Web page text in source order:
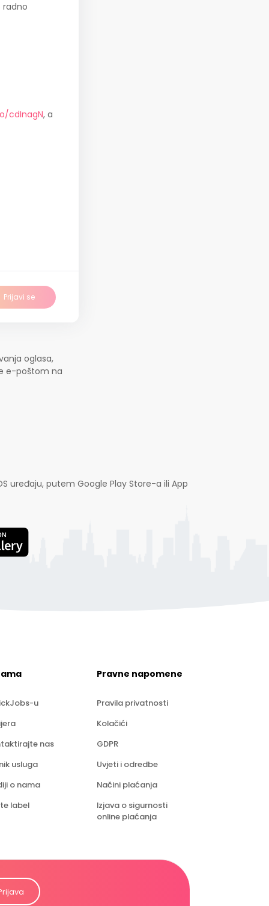
radno
cdInagN, a
Prijavi se
oglasa,
e-poštom na
uređaju, putem Google Play Store-a ili App
u
nas
usluga
o nama
label
Pravne napomene
Pravila privatnosti
Kolačići
GDPR
Uvjeti i odredbe
Načini plaćanja
Izjava o sigurnosti
online plaćanja